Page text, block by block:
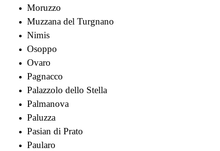
Moruzzo
Muzzana del Turgnano
Nimis
Osoppo
Ovaro
Pagnacco
Palazzolo dello Stella
Palmanova
Paluzza
Pasian di Prato
Paularo